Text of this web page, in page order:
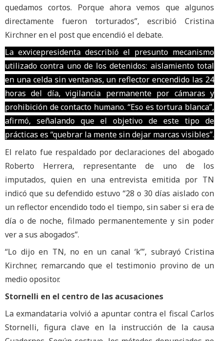
quedamos cortos. Porque ahora vemos que algunos
directamente fueron torturados”, escribió Cristina
Kirchner en el post que encendió el debate.
La exvicepresidenta describió el presunto mecanismo
utilizado contra uno de los detenidos: aislamiento total
en una celda sin ventanas, un reflector encendido las 24
horas del día, vigilancia permanente por cámaras y
prohibición de contacto humano. “Eso es tortura blanca”,
afirmó, señalando que el objetivo de este tipo de
prácticas es “quebrar la mente sin dejar marcas visibles”.
El relato fue respaldado por declaraciones del abogado
Roberto Herrera, representante de uno de los
imputados, quien en una entrevista emitida por TN
indicó que su defendido estuvo “28 o 30 días aislado con
un reflector encendido todo el tiempo, sin saber si era de
día o de noche, filmado permanentemente y sin poder
ver a sus abogados”.
“Lo dijo en TN, no en un canal ‘k’”, subrayó Cristina
Kirchner, remarcando que el testimonio provino de un
medio opositor.
Stornelli en el centro de las acusaciones
La exmandataria volvió a apuntar contra el fiscal Carlos
Stornelli, figura clave en la instrucción de la causa